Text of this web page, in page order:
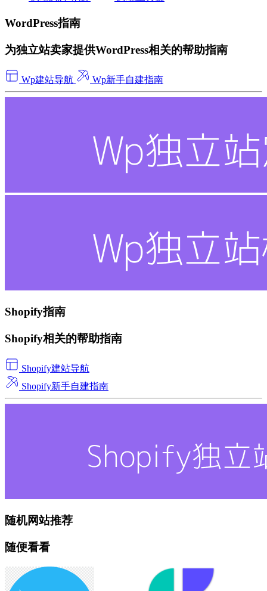
WordPress指南
为独立站卖家提供WordPress相关的帮助指南
Wp建站导航 Wp新手自建指南
Shopify指南
Shopify相关的帮助指南
Shopify建站导航
Shopify新手自建指南
随机网站推荐
随便看看